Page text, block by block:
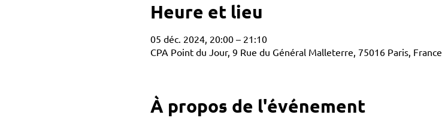
Heure et lieu
05 déc. 2024, 20:00 – 21:10
CPA Point du Jour, 9 Rue du Général Malleterre, 75016 Paris, France
À propos de l'événement